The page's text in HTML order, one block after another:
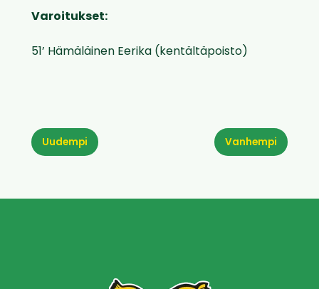
Varoitukset:
51’ Hämäläinen Eerika (kentältäpoisto)
Vanhempi
Uudempi